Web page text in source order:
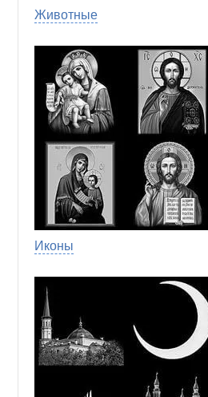
Животные
Иконы